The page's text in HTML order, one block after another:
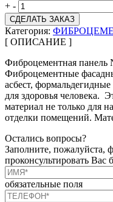
+ -
СДЕЛАТЬ ЗАКАЗ
Категория:
[ ОПИСАНИЕ ]
Фиброцементная
Фиброцементные
асбест,
для здоровья человека.
материал не только для
отделки помещений.
Остались вопросы?
Заполните,
проконсультировать Вас
обязательные поля